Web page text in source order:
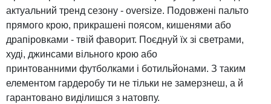
актуальний тренд сезону - oversize. Подовжені пальто
прямого крою, прикрашені поясом, кишенями або
драпіровками - твій фаворит. Поєднуй їх зі светрами,
худі, джинсами вільного крою або
принтованними футболками і ботильйонами. З таким
елементом гардеробу ти не тільки не замерзнеш, а й
гарантовано виділишся з натовпу.